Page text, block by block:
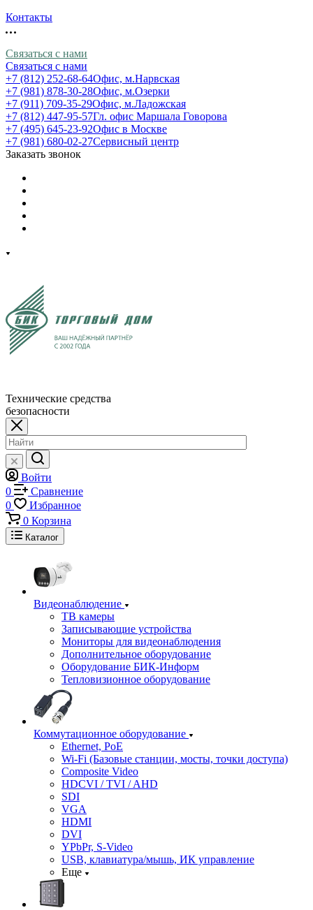
Контакты
Связаться с нами
Связаться с нами
+7 (812) 252-68-64Офис, м.Нарвская
+7 (981) 878-30-28Офис, м.Озерки
+7 (911) 709-35-29Офис, м.Ладожская
+7 (812) 447-95-57Гл. офис Маршала Говорова
+7 (495) 645-23-92Офис в Москве
+7 (981) 680-02-27Сервисный центр
Заказать звонок
Технические средства
безопасности
Войти
0
Сравнение
0
Избранное
0 Корзина
Каталог
Видеонаблюдение
ТВ камеры
Записывающие устройства
Мониторы для видеонаблюдения
Дополнительное оборудование
Оборудование БИК-Информ
Тепловизионное оборудование
Коммутационное оборудование
Ethernet, PoE
Wi-Fi (Базовые станции, мосты, точки доступа)
Composite Video
HDCVI / TVI / AHD
SDI
VGA
HDMI
DVI
YPbPr, S-Video
USB, клавиатура/мышь, ИК управление
Еще